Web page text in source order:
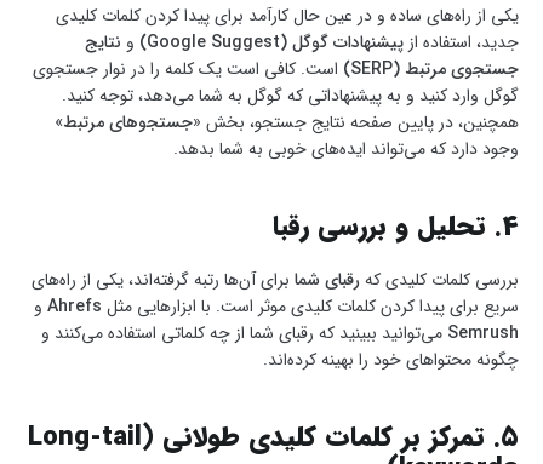
یکی از راه‌های ساده و در عین حال کارآمد برای پیدا کردن کلمات کلیدی
جدید، استفاده از پیشنهادات گوگل (Google Suggest) و نتایج
جستجوی مرتبط (SERP)
است. کافی است یک کلمه را در نوار جستجوی
گوگل وارد کنید و به پیشنهاداتی که گوگل به شما می‌دهد، توجه کنید.
همچنین، در پایین صفحه نتایج جستجو، بخش «جستجوهای مرتبط»
وجود دارد که می‌تواند ایده‌های خوبی به شما بدهد.
۴. تحلیل و بررسی رقبا
بررسی کلمات کلیدی که رقبای شما برای آن‌ها رتبه گرفته‌اند، یکی از راه‌های
سریع برای پیدا کردن کلمات کلیدی موثر است. با ابزارهایی مثل Ahrefs و
Semrush می‌توانید ببینید که رقبای شما از چه کلماتی استفاده می‌کنند و
چگونه محتواهای خود را بهینه کرده‌اند.
۵. تمرکز بر کلمات کلیدی طولانی (Long-tail